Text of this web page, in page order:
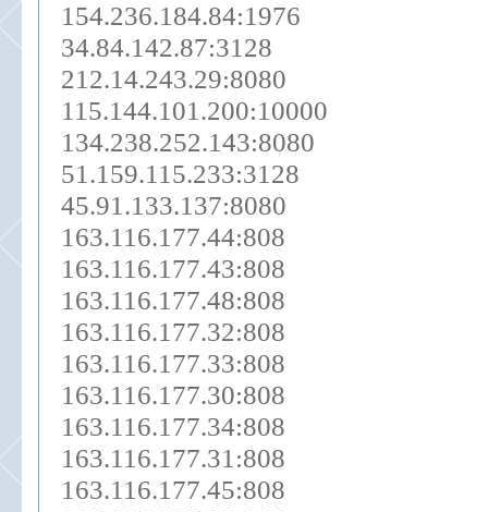
154.236.184.84:1976
34.84.142.87:3128
212.14.243.29:8080
115.144.101.200:10000
134.238.252.143:8080
51.159.115.233:3128
45.91.133.137:8080
163.116.177.44:808
163.116.177.43:808
163.116.177.48:808
163.116.177.32:808
163.116.177.33:808
163.116.177.30:808
163.116.177.34:808
163.116.177.31:808
163.116.177.45:808